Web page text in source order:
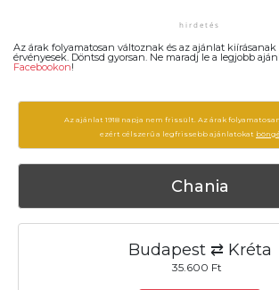
Az árak folyamatosan változnak és az ajánlat
érvényesek. Döntsd gyorsan. Ne maradj le a legjobb
Facebookon!
Az ajánlat 1918 napja nem frissült. Az árak
ezért célszerű a legfrissebb ajánlatokat
Chania
Budapest ⇄ Kréta
35.600 Ft